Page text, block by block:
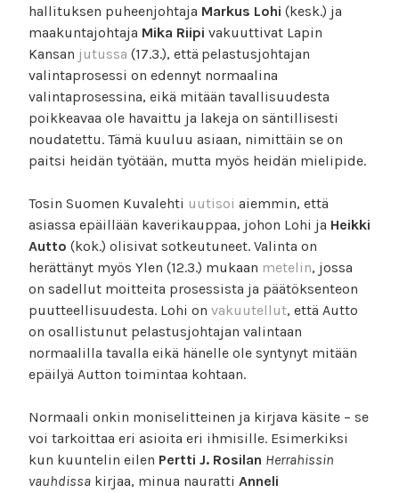
hallituksen puheenjohtaja Markus Lohi (kesk.) ja
maakuntajohtaja Mika Riipi vakuuttivat Lapin
Kansan jutussa (17.3.), että pelastusjohtajan
valintaprosessi on edennyt normaalina
valintaprosessina, eikä mitään tavallisuudesta
poikkeavaa ole havaittu ja lakeja on säntillisesti
noudatettu. Tämä kuuluu asiaan, nimittäin se on
paitsi heidän työtään, mutta myös heidän mielipide.
Tosin Suomen Kuvalehti uutisoi aiemmin, että
asiassa epäillään kaverikauppaa, johon Lohi ja Heikki
Autto (kok.) olisivat sotkeutuneet. Valinta on
herättänyt myös Ylen (12.3.) mukaan metelin, jossa
on sadellut moitteita prosessista ja päätöksenteon
puutteellisuudesta. Lohi on vakuutellut, että Autto
on osallistunut pelastusjohtajan valintaan
normaalilla tavalla eikä hänelle ole syntynyt mitään
epäilyä Autton toimintaa kohtaan.
Normaali onkin moniselitteinen ja kirjava käsite – se
voi tarkoittaa eri asioita eri ihmisille. Esimerkiksi
kun kuuntelin eilen Pertti J. Rosilan Herrahissin
vauhdissa kirjaa, minua nauratti Anneli